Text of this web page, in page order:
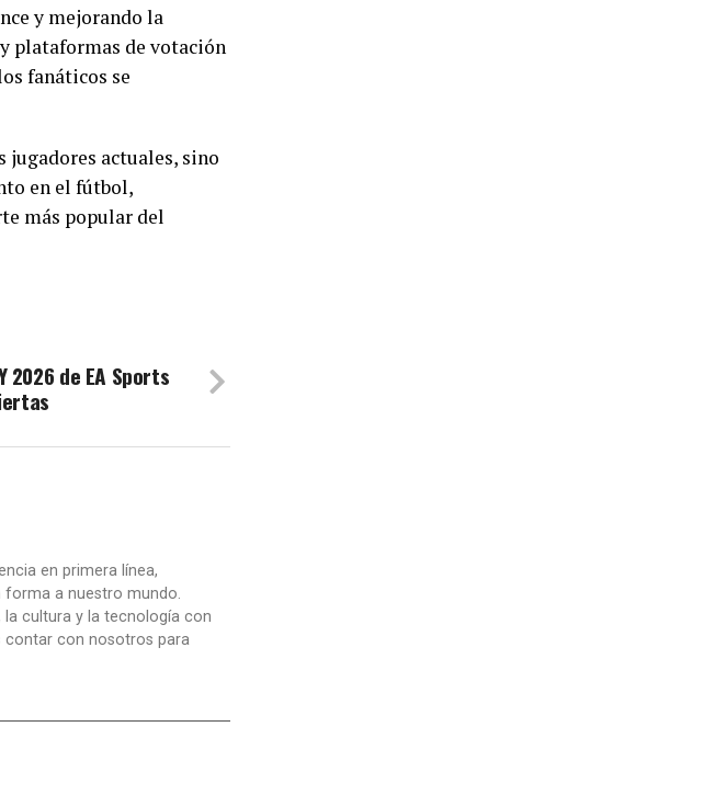
y mejorando la
plataformas de votación
fanáticos se
jugadores actuales, sino
en el fútbol,
más popular del
2026 de EA Sports
en primera línea,
forma a nuestro mundo.
la cultura y la tecnología con
contar con nosotros para